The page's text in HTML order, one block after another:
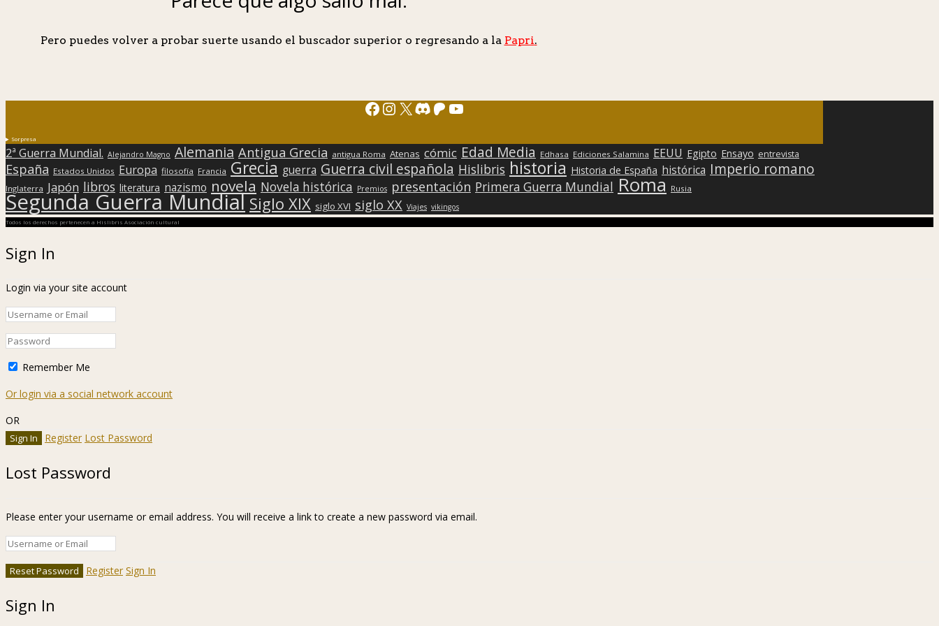
Pero puedes volver a probar suerte usando el buscador superior o regresando a la Papri.
Facebook
Instagram
X Discord
Patreon
YouTube
Sorpresa
2ª Guerra Mundial. Alejandro Magno Alemania Antigua Grecia antigua Roma Atenas cómic Edad Media Edhasa Ediciones Salamina EEUU Egipto Ensayo entrevista
España Estados Unidos Europa filosofía Francia Grecia guerra Guerra civil española Hislibris historia Historia de España histórica Imperio romano
Inglaterra Japón libros literatura nazismo novela Novela histórica Premios presentación Primera Guerra Mundial Roma Rusia
Segunda Guerra Mundial Siglo XIX siglo XVI siglo XX Viajes vikingos
Todos los derechos pertenecen a Hislibris Asociación cultural
Sign In
Login via your site account
Remember Me
Or login via a social network account
OR
Register Lost Password
Lost Password
Please enter your username or email address. You will receive a link to create a new password via email.
Register Sign In
Sign In